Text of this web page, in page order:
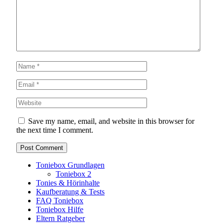
Save my name, email, and website in this browser for
the next time I comment.
Toniebox Grundlagen
Toniebox 2
Tonies & Hörinhalte
Kaufberatung & Tests
FAQ Toniebox
Toniebox Hilfe
Eltern Ratgeber